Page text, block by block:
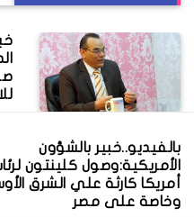
بالفيديو..خبير بالشؤون
الأمريكية:وصول كلينتون
أمريكا كارثة علي الشرق
وخاصة على مصر